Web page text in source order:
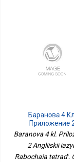
Баранова 4 Кл.
Приложение
Английский
1 Звёздный
Baranova 4 kl.
2 Angliiskii
Rabochaia tetrad'.